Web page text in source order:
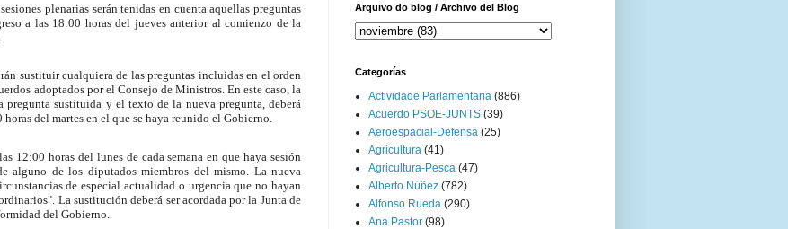
plenarias serán tenidas en cuenta aquellas preguntas
a las 18:00 horas del jueves anterior al comienzo de la
sustituir cualquiera de las preguntas incluidas en el orden
adoptados por el Consejo de Ministros. En este caso, la
sustituida y el texto de la nueva pregunta, deberá
del martes en el que se haya reunido el Gobierno.
12:00 horas del lunes de cada semana en que haya sesión
alguno de los diputados miembros del mismo. La nueva
de especial actualidad o urgencia que no hayan
La sustitución deberá ser acordada por la Junta de
del Gobierno.
Arquivo do blog / Archivo del Blog
Categorías
Actividade Parlamentaria (886)
Acuerdo PSOE-JUNTS (39)
Aeroespacial-Defensa (25)
Agricultura (41)
Agricultura-Pesca (47)
Alberto Núñez (782)
Alfonso Rueda (290)
Ana Pastor (98)